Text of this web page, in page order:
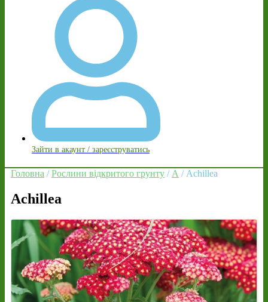
Зайти в акаунт / зареєструватись
Головна /Рослини відкритого грунту /A / Achillea
Achillea